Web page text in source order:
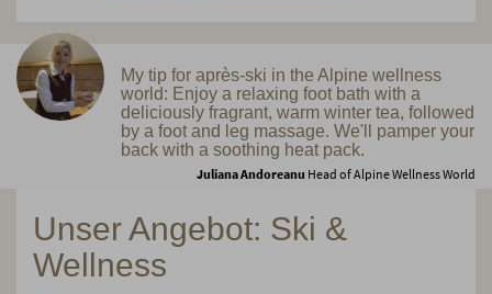
My tip for après-ski in the Alpine wellness
world: Enjoy a relaxing foot bath with a
deliciously fragrant, warm winter tea, followed
by a foot and leg massage. We'll pamper your
back with a soothing heat pack.
Juliana Andoreanu Head of Alpine Wellness World
Unser Angebot: Ski &
Wellness